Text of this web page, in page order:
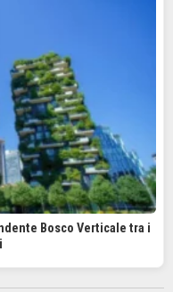
Bosco Verticale tra i